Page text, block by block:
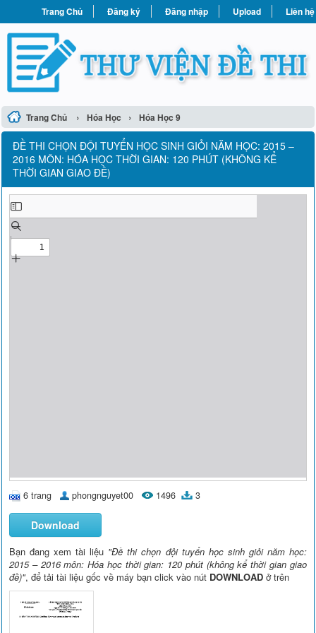
Trang Chủ Đăng ký Đăng nhập Upload Liên hệ
Trang Chủ › Hóa Học › Hóa Học 9
ĐỀ THI CHỌN ĐỘI TUYỂN HỌC SINH GIỎI NĂM HỌC: 2015 –
2016 MÔN: HÓA HỌC THỜI GIAN: 120 PHÚT (KHÔNG KỂ
THỜI GIAN GIAO ĐỀ)
6 trang phongnguyet00 1496 3
Download
Bạn đang xem tài liệu "Đề thi chọn đội tuyển học sinh giỏi năm học:
2015 – 2016 môn: Hóa học thời gian: 120 phút (không kể thời gian giao
đề)", để tải tài liệu gốc về máy bạn click vào nút DOWNLOAD ở trên